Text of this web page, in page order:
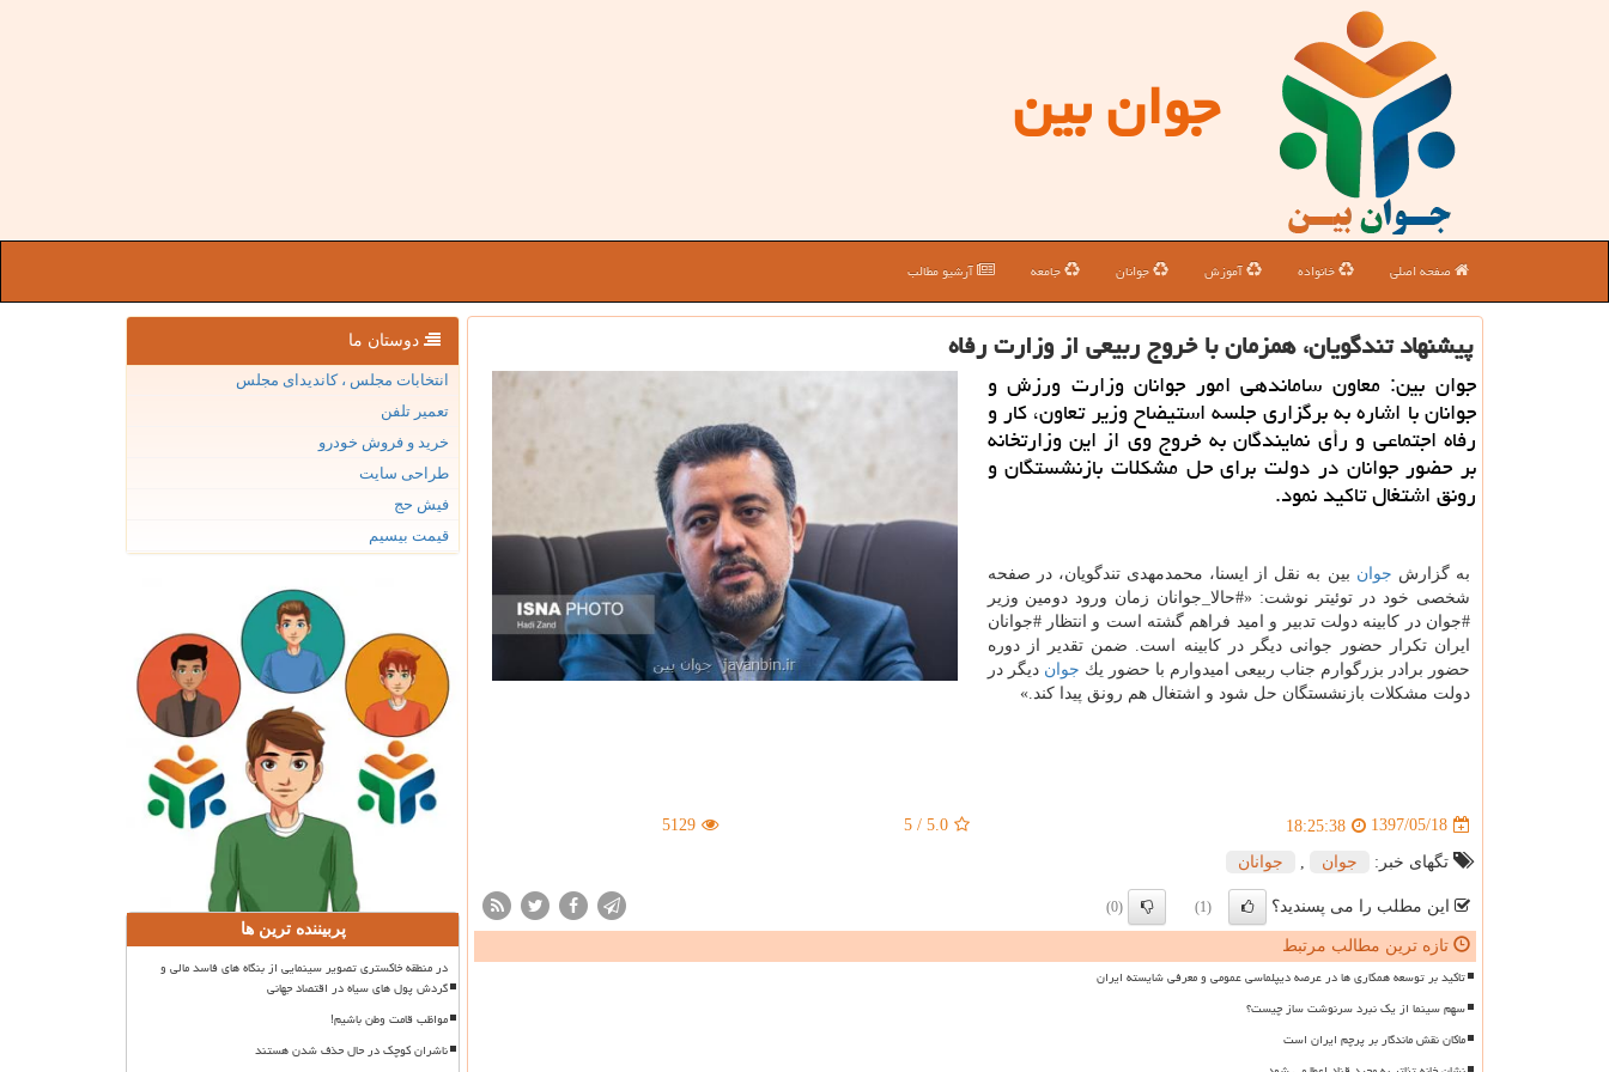
جوان بین
صفحه اصلی خانواده آموزش جوانان جامعه آرشیو مطالب
پیشنهاد تندگویان، همزمان با خروج ربیعی از وزارت رفاه
جوان بین: معاون ساماندهی امور جوانان وزارت ورزش و
جوانان با اشاره به برگزاری جلسه استیضاح وزیر تعاون، كار و
رفاه اجتماعی و رأی نمایندگان به خروج وی از این وزارتخانه
بر حضور جوانان در دولت برای حل مشكلات بازنشستگان و
رونق اشتغال تاكید نمود.
به گزارش جوان بین به نقل از ایسنا، محمدمهدی تندگویان، در صفحه
شخصی خود در توئیتر نوشت: «#حالا_جوانان زمان ورود دومین وزیر
#جوان در كابینه دولت تدبیر و امید فراهم گشته است و انتظار #جوانان
ایران تكرار حضور جوانی دیگر در كابینه است. ضمن تقدیر از دوره
حضور برادر بزرگوارم جناب ربیعی امیدوارم با حضور یك جوان دیگر در
دولت مشكلات بازنشستگان حل شود و اشتغال هم رونق پیدا كند.»
1397/05/18
18:25:38
5.0
/
5
5129
تگهای خبر: جوان جوانان
این مطلب را می پسندید؟ (1)
(0)
تازه ترین مطالب مرتبط
تاکید بر توسعه همکاری ها در عرصه دیپلماسی عمومی و معرفی شایسته ایران
سهم سینما از یک نبرد سرنوشت ساز چیست؟
ماکان نقش ماندگار بر پرچم ایران است
دوستان ما
انتخابات مجلس ، کاندیدای مجلس
تعمیر تلفن
خرید و فروش خودرو
طراحی سایت
فیش حج
قیمت بیسیم
پربیننده ترین ها
در منطقه خاکستری تصویر سینمایی از بنگاه های فاسد مالی و
گردش پول های سیاه در اقتصاد جهانی
مواظب قامت وطن باشیم!
ناشران کوچک در حال حذف شدن هستند